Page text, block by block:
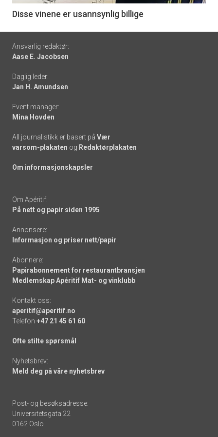
6
Disse vinene er usannsynlig billige
Footer
-
links
Ansvarlig redaktør:
Aase E. Jacobsen
Daglig leder:
Jan H. Amundsen
Event manager:
Mina Hovden
All journalistikk er basert på Vær
varsom-plakaten og Redaktørplakaten
Om informasjonskapsler
Om Apéritif:
På nett og papir siden 1995
Annonsere:
Informasjon og priser nett/papir
Abonnere:
Papirabonnement for restaurantbransjen
Medlemskap Apéritif Mat- og vinklubb
Kontakt oss:
aperitif@aperitif.no
Telefon +47 21 45 61 60
Ofte stilte spørsmål
Nyhetsbrev:
Meld deg på våre nyhetsbrev
Post- og besøksadresse:
Universitetsgata 22
0162 Oslo